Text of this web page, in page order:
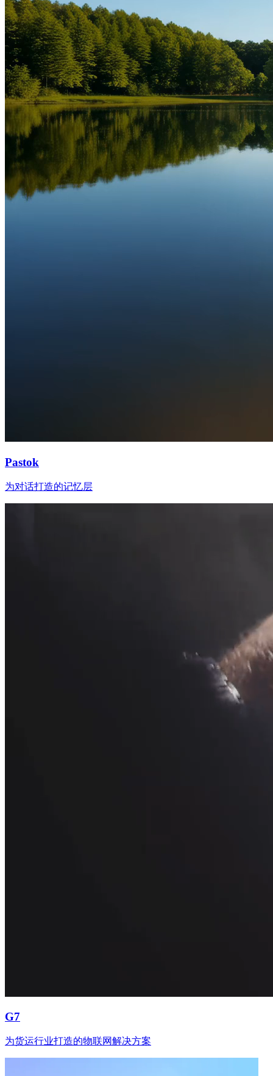
Pastok
为对话打造的记忆层
G7
为货运行业打造的物联网解决方案